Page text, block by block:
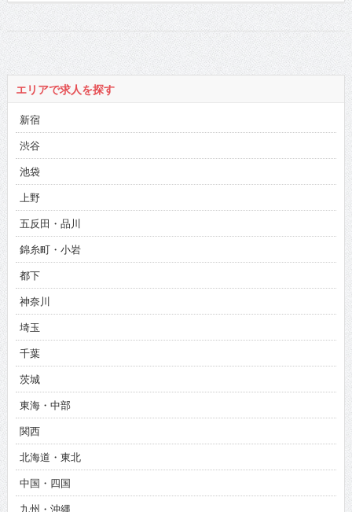
エリアで求人を探す
新宿
渋谷
池袋
上野
五反田・品川
錦糸町・小岩
都下
神奈川
埼玉
千葉
茨城
東海・中部
関西
北海道・東北
中国・四国
九州・沖縄